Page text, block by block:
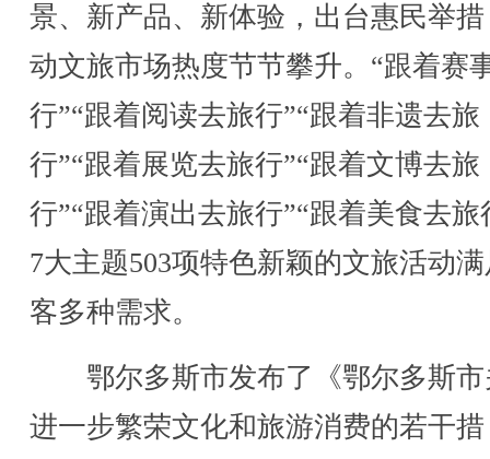
景、新产品、新体验，出台惠民举
动文旅市场热度节节攀升。“跟着赛
行”“跟着阅读去旅行”“跟着非遗去旅
行”“跟着展览去旅行”“跟着文博去旅
行”“跟着演出去旅行”“跟着美食去旅
7大主题503项特色新颖的文旅活动
客多种需求。
鄂尔多斯市发布了《鄂尔多斯市
进一步繁荣文化和旅游消费的若干措